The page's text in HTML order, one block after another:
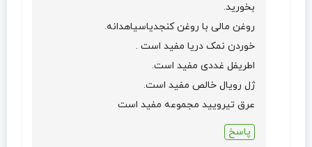
بخورید.
روغن مالی با روغن کنجدیاسیاهدانه.
خوردن نمک دریا مفید است .
اطریفل غددی مفید است.
ژل رویال خالص مفید است.
عرق تیرویید مجموعه مفید است
پاسخ